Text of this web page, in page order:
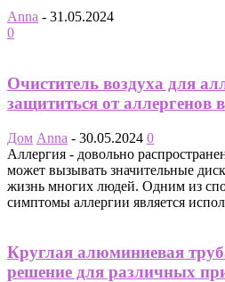
Anna - 31.05.2024
0
Очиститель воздуха для
защититься от аллергенов
Дом Anna - 30.05.2024 0
Аллергия - довольно
может вызывать значительные
жизнь многих людей. Одним из
симптомы аллергии является
Круглая алюминиевая
решение для различных